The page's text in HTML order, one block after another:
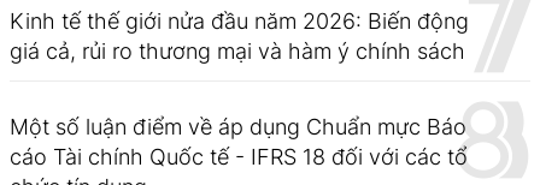
Kinh tế thế giới nửa đầu năm 2026: Biến động
giá cả, rủi ro thương mại và hàm ý chính sách
Một số luận điểm về áp dụng Chuẩn mực Báo
cáo Tài chính Quốc tế - IFRS 18 đối với các tổ